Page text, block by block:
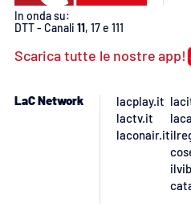
APP
In onda su:
DTT - Canali 11, 17 e 111
Scarica tutte le nostre app!
LaC Network
lacplay.it
lactv.it
laconair.it